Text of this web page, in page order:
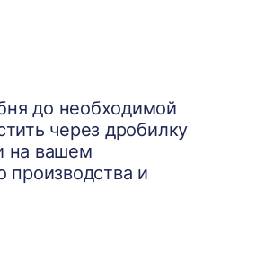
до необходимой
через дробилку
на вашем
производства и